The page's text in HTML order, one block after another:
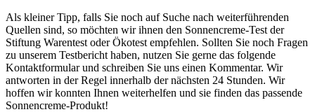
Als kleiner Tipp, falls Sie noch auf Suche nach weiterführenden
Quellen sind, so möchten wir ihnen den Sonnencreme-Test der
Stiftung Warentest oder Ökotest empfehlen. Sollten Sie noch Fragen
zu unserem Testbericht haben, nutzen Sie gerne das folgende
Kontaktformular und schreiben Sie uns einen Kommentar. Wir
antworten in der Regel innerhalb der nächsten 24 Stunden. Wir
hoffen wir konnten Ihnen weiterhelfen und sie finden das passende
Sonnencreme-Produkt!